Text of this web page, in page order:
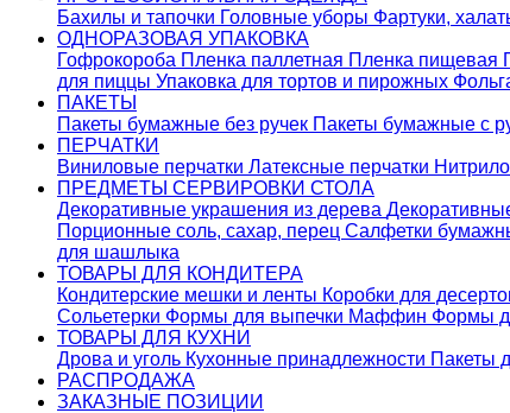
Бахилы и тапочки Головные уборы Фартуки,
ОДНОРАЗОВАЯ УПАКОВКА
Гофрокороба Пленка паллетная Пленка пищевая
для пиццы Упаковка для тортов и пирожных
ПАКЕТЫ
Пакеты бумажные без ручек Пакеты бумажные с
ПЕРЧАТКИ
Виниловые перчатки Латексные перчатки
ПРЕДМЕТЫ СЕРВИРОВКИ СТОЛА
Декоративные украшения из дерева
Порционные соль, сахар, перец Салфетки
для шашлыка
ТОВАРЫ ДЛЯ КОНДИТЕРА
Кондитерские мешки и ленты Коробки для
Сольетерки Формы для выпечки Маффин Формы
ТОВАРЫ ДЛЯ КУХНИ
Дрова и уголь Кухонные принадлежности Пакеты
РАСПРОДАЖА
ЗАКАЗНЫЕ ПОЗИЦИИ